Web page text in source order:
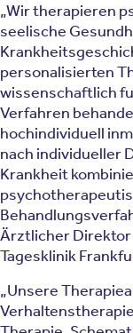
„Wir therapieren
seelische
personalisierten
wissenschaftlich
Verfahren
hochindividuell
nach individueller
Krankheit
Ärztlicher
Tagesklinik
„Unsere